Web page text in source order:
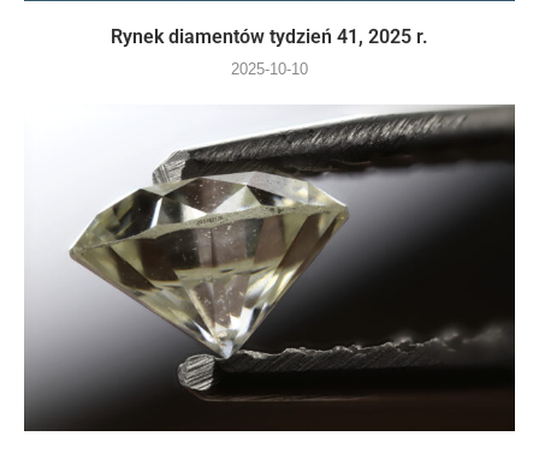
Rynek diamentów tydzień 41, 2025 r.
2025-10-10